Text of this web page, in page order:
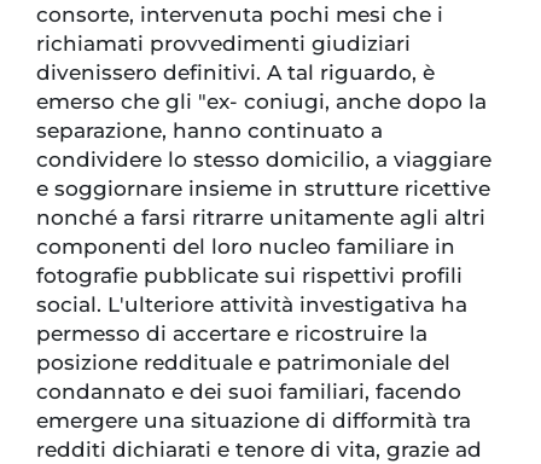
consorte, intervenuta pochi mesi che i
richiamati provvedimenti giudiziari
divenissero definitivi. A tal riguardo, è
emerso che gli "ex- coniugi, anche dopo la
separazione, hanno continuato a
condividere lo stesso domicilio, a viaggiare
e soggiornare insieme in strutture ricettive
nonché a farsi ritrarre unitamente agli altri
componenti del loro nucleo familiare in
fotografie pubblicate sui rispettivi profili
social. L'ulteriore attività investigativa ha
permesso di accertare e ricostruire la
posizione reddituale e patrimoniale del
condannato e dei suoi familiari, facendo
emergere una situazione di difformità tra
redditi dichiarati e tenore di vita, grazie ad